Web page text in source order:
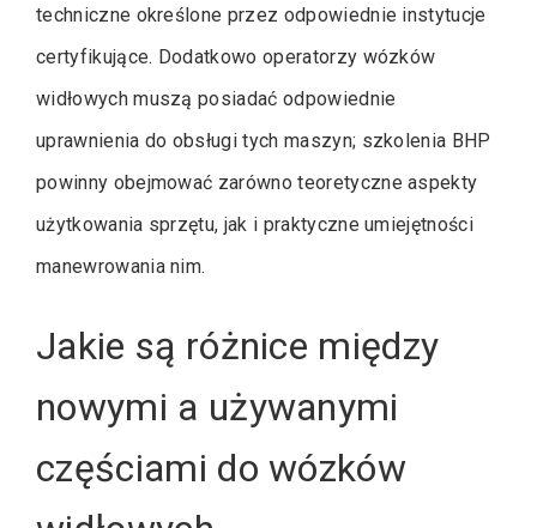
techniczne określone przez odpowiednie instytucje
certyfikujące. Dodatkowo operatorzy wózków
widłowych muszą posiadać odpowiednie
uprawnienia do obsługi tych maszyn; szkolenia BHP
powinny obejmować zarówno teoretyczne aspekty
użytkowania sprzętu, jak i praktyczne umiejętności
manewrowania nim.
Jakie są różnice między
nowymi a używanymi
częściami do wózków